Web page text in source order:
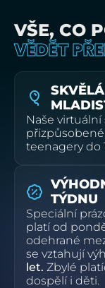
VŠE, CO
VĚDĚT
Naše
teenagery do
TÝDNU
Speciální
platí od
odehrané
se vztahují
let. Zbylé
dospělí i děti.